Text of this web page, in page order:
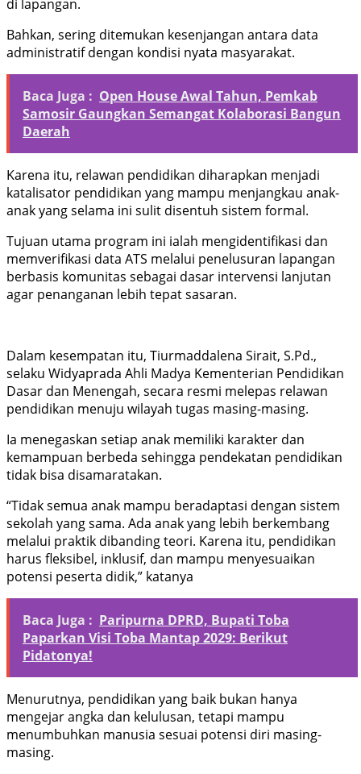
di lapangan.
Bahkan, sering ditemukan kesenjangan antara data
administratif dengan kondisi nyata masyarakat.
Baca Juga : Open House Awal Tahun, Pemkab
Samosir Gaungkan Semangat Kolaborasi Bangun
Daerah
Karena itu, relawan pendidikan diharapkan menjadi
katalisator pendidikan yang mampu menjangkau anak-
anak yang selama ini sulit disentuh sistem formal.
Tujuan utama program ini ialah mengidentifikasi dan
memverifikasi data ATS melalui penelusuran lapangan
berbasis komunitas sebagai dasar intervensi lanjutan
agar penanganan lebih tepat sasaran.
Dalam kesempatan itu, Tiurmaddalena Sirait, S.Pd.,
selaku Widyaprada Ahli Madya Kementerian Pendidikan
Dasar dan Menengah, secara resmi melepas relawan
pendidikan menuju wilayah tugas masing-masing.
Ia menegaskan setiap anak memiliki karakter dan
kemampuan berbeda sehingga pendekatan pendidikan
tidak bisa disamaratakan.
“Tidak semua anak mampu beradaptasi dengan sistem
sekolah yang sama. Ada anak yang lebih berkembang
melalui praktik dibanding teori. Karena itu, pendidikan
harus fleksibel, inklusif, dan mampu menyesuaikan
potensi peserta didik,” katanya
Baca Juga : Paripurna DPRD, Bupati Toba
Paparkan Visi Toba Mantap 2029: Berikut
Pidatonya!
Menurutnya, pendidikan yang baik bukan hanya
mengejar angka dan kelulusan, tetapi mampu
menumbuhkan manusia sesuai potensi diri masing-
masing.